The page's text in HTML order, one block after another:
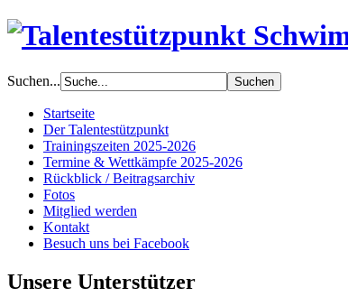
Suchen...
Startseite
Der Talentestützpunkt
Trainingszeiten 2025-2026
Termine & Wettkämpfe 2025-2026
Rückblick / Beitragsarchiv
Fotos
Mitglied werden
Kontakt
Besuch uns bei Facebook
Unsere Unterstützer